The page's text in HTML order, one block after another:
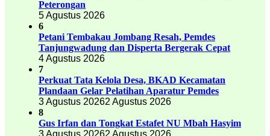
Peterongan
5 Agustus 2026
6
Petani Tembakau Jombang Resah, Pemdes
Tanjungwadung dan Disperta Bergerak Cepat
4 Agustus 2026
7
Perkuat Tata Kelola Desa, BKAD Kecamatan
Plandaan Gelar Pelatihan Aparatur Pemdes
3 Agustus 20262 Agustus 2026
8
Gus Irfan dan Tongkat Estafet NU Mbah Hasyim